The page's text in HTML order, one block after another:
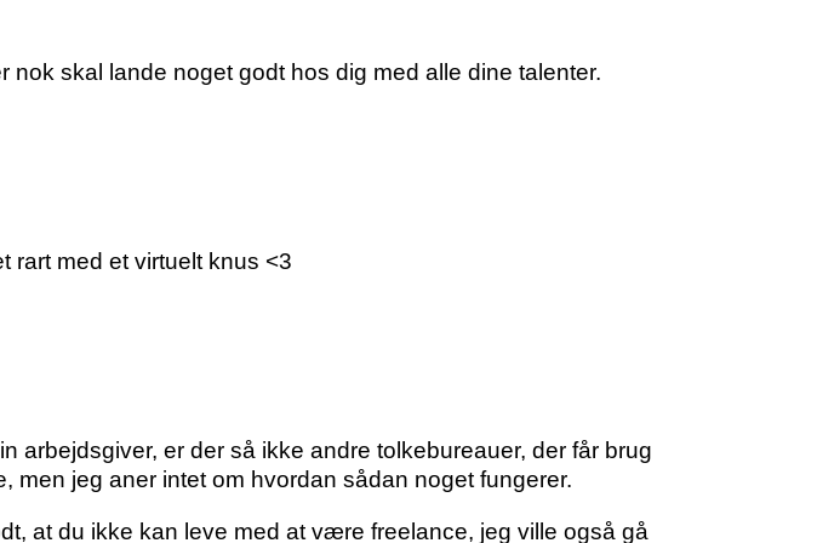
nok skal lande noget godt hos dig med alle dine talenter.
rart med et virtuelt knus <3
arbejdsgiver, er der så ikke andre tolkebureauer, der får brug
men jeg aner intet om hvordan sådan noget fungerer.
at du ikke kan leve med at være freelance, jeg ville også gå